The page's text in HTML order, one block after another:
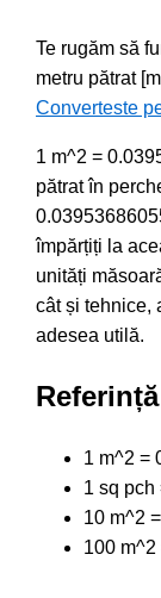
Te rugăm să
metru pătrat
Converteste
1 m^2 =
pătrat în
împărțiți la
unități
cât și tehnice,
adesea utilă.
1 m^2 =
1 sq pch
10 m^2
100